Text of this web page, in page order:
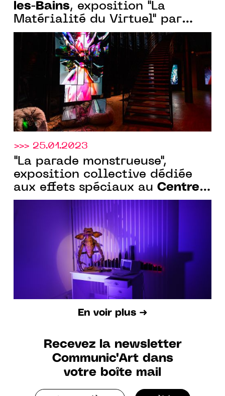
les-Bains, exposition "La
Matérialité du Virtuel" par
Baron-Lanteigne, du 20
septembre au 23 décembre
2023
>>> 25.01.2023
"La parade monstrueuse",
exposition collective dédiée
aux effets spéciaux au Centre
des arts d'Enghien-les-Bains,
jusqu’au 26 mars 2023
En voir plus ➜
Recevez la newsletter
Communic'Art dans
votre boîte mail